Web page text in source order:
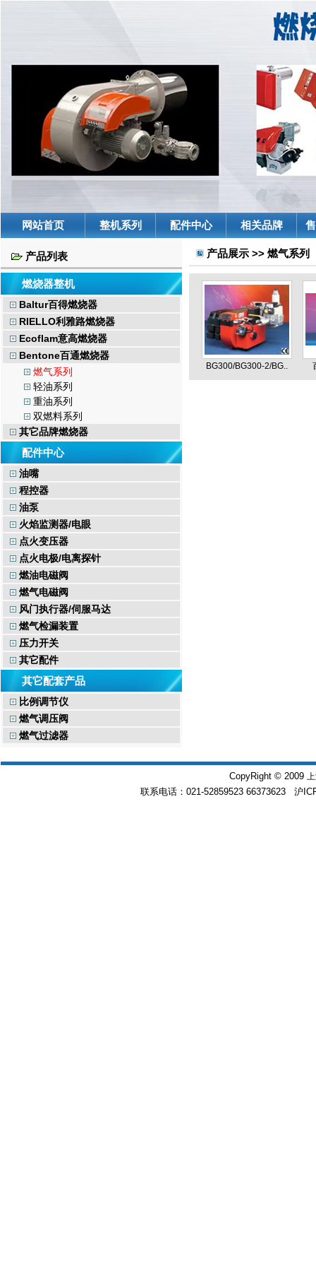
网站首页 整机系列 配件中心 相关品牌
产品列表
燃烧器整机
Baltur百得燃烧器
RIELLO利雅路燃烧器
Ecoflam意高燃烧器
Bentone百通燃烧器
燃气系列
轻油系列
重油系列
双燃料系列
其它品牌燃烧器
配件中心
油嘴
程控器
油泵
火焰监测器/电眼
点火变压器
点火电极/电离探针
燃油电磁阀
燃气电磁阀
风门执行器/伺服马达
燃气检漏装置
压力开关
其它配件
其它配套产品
比例调节仪
燃气调压阀
燃气过滤器
产品展示 >> 燃气系列
BG300/BG300-2/BG..
CopyRight © 2009
联系电话：021-52859523 66373623 沪